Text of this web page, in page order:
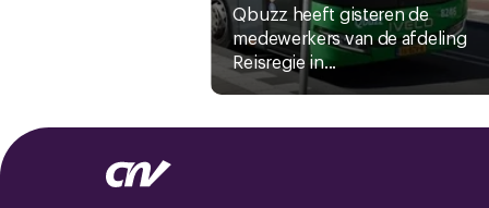
Qbuzz heeft gisteren de
medewerkers van de afdeling
Reisregie in...